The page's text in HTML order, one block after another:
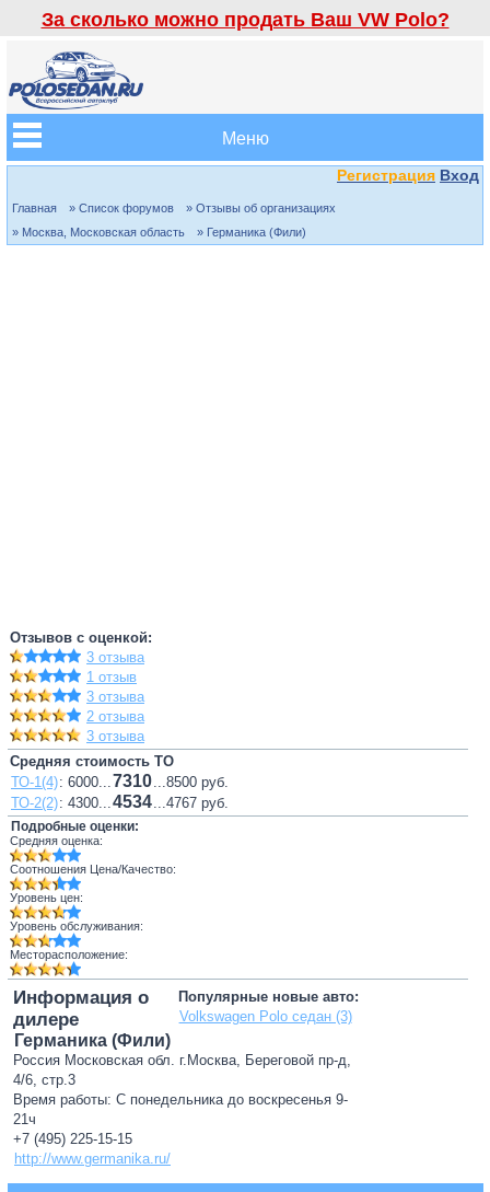
За сколько можно продать Ваш VW Polo?
Меню
Регистрация Вход
Главная » Список форумов
» Отзывы об организациях
» Москва, Московская область
» Германика (Фили)
Отзывов с оценкой:
3 отзыва
1 отзыв
3 отзыва
2 отзыва
3 отзыва
Средняя стоимость ТО
ТО-1(4): 6000...7310...8500 руб.
ТО-2(2): 4300...4534...4767 руб.
Подробные оценки:
Средняя оценка:
Соотношения Цена/Качество:
Уровень цен:
Уровень обслуживания:
Месторасположение:
Популярные новые авто:
Volkswagen Polo седан (3)
Информация о
дилере
Германика (Фили)
Россия Московская обл. г.Москва, Береговой пр-д,
4/6, стр.3
Время работы: С понедельника до воскресенья 9-
21ч
+7 (495) 225-15-15
http://www.germanika.ru/